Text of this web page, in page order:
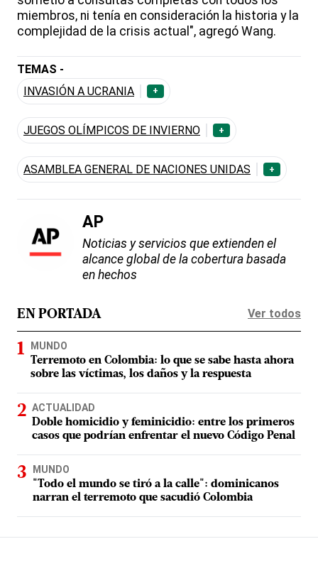
miembros, ni tenía en consideración la historia y la
complejidad de la crisis actual", agregó Wang.
TEMAS -
INVASIÓN A UCRANIA
+
JUEGOS OLÍMPICOS DE INVIERNO +
ASAMBLEA GENERAL DE NACIONES UNIDAS +
AP
Noticias y servicios que extienden el
alcance global de la cobertura basada
en hechos
EN PORTADA Ver todos
MUNDO
Terremoto en Colombia: lo que se sabe hasta ahora
sobre las víctimas, los daños y la respuesta
ACTUALIDAD
Doble homicidio y feminicidio: entre los primeros
casos que podrían enfrentar el nuevo Código Penal
MUNDO
"Todo el mundo se tiró a la calle": dominicanos
narran el terremoto que sacudió Colombia